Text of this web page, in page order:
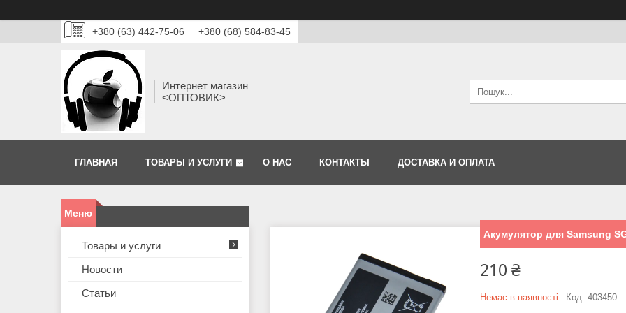
+380 (63) 442-75-06 +380 (68) 584-83-45
Интернет магазин
<ОПТОВИК>
ГЛАВНАЯ ТОВАРЫ И УСЛУГИ О НАС КОНТАКТЫ ДОСТАВКА И ОПЛАТА
Акумулятор для Samsung
210 ₴
Немає в наявності Код: 403450
Товары и услуги
Новости
Статьи